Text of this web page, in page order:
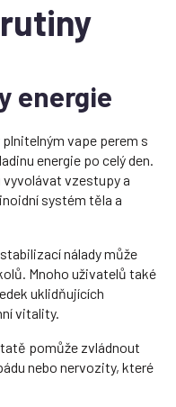
energie
vape perem s
energie po celý den.
vzestupy a
systém těla a
nálady může
Mnoho uživatelů také
uklidňujících
vitality.
pomůže zvládnout
nebo nervozity, které